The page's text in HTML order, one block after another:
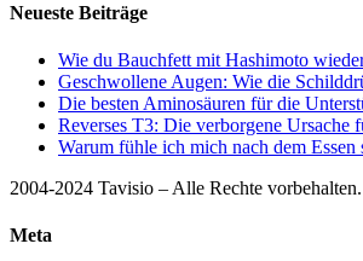
Neueste Beiträge
Wie du Bauchfett mit Hashimoto
Geschwollene Augen: Wie die
Die besten Aminosäuren für die
Reverses T3: Die verborgene
Warum fühle ich mich nach dem Essen
2004-2024 Tavisio – Alle Rechte vorbehalten.
Meta